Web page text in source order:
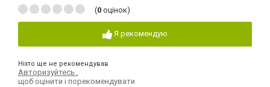
(0 оцінок)
Я рекомендую
Ніхто ще не рекомендував
Авторизуйтесь ,
щоб оцінити і порекомендувати